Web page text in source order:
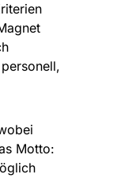
Motto: